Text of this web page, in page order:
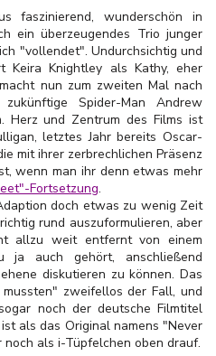
faszinierend, wunderschön in
ein überzeugendes Trio junger
"vollendet". Undurchsichtig und
Keira Knightley als Kathy, eher
nun zum zweiten Mal nach
Spider-Man Andrew
Herz und Zentrum des Films ist
letztes Jahr bereits Oscar-
mit ihrer zerbrechlichen Präsenz
wenn man ihr denn etwas mehr
Fortsetzung.
doch etwas zu wenig Zeit
rund auszuformulieren, aber
allzu weit entfernt von einem
ja auch gehört, anschließend
diskutieren zu können. Das
zweifellos der Fall, und
noch der deutsche Filmtitel
als das Original namens "Never
als i-Tüpfelchen oben drauf.